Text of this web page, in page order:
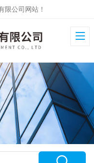
限公司网站！